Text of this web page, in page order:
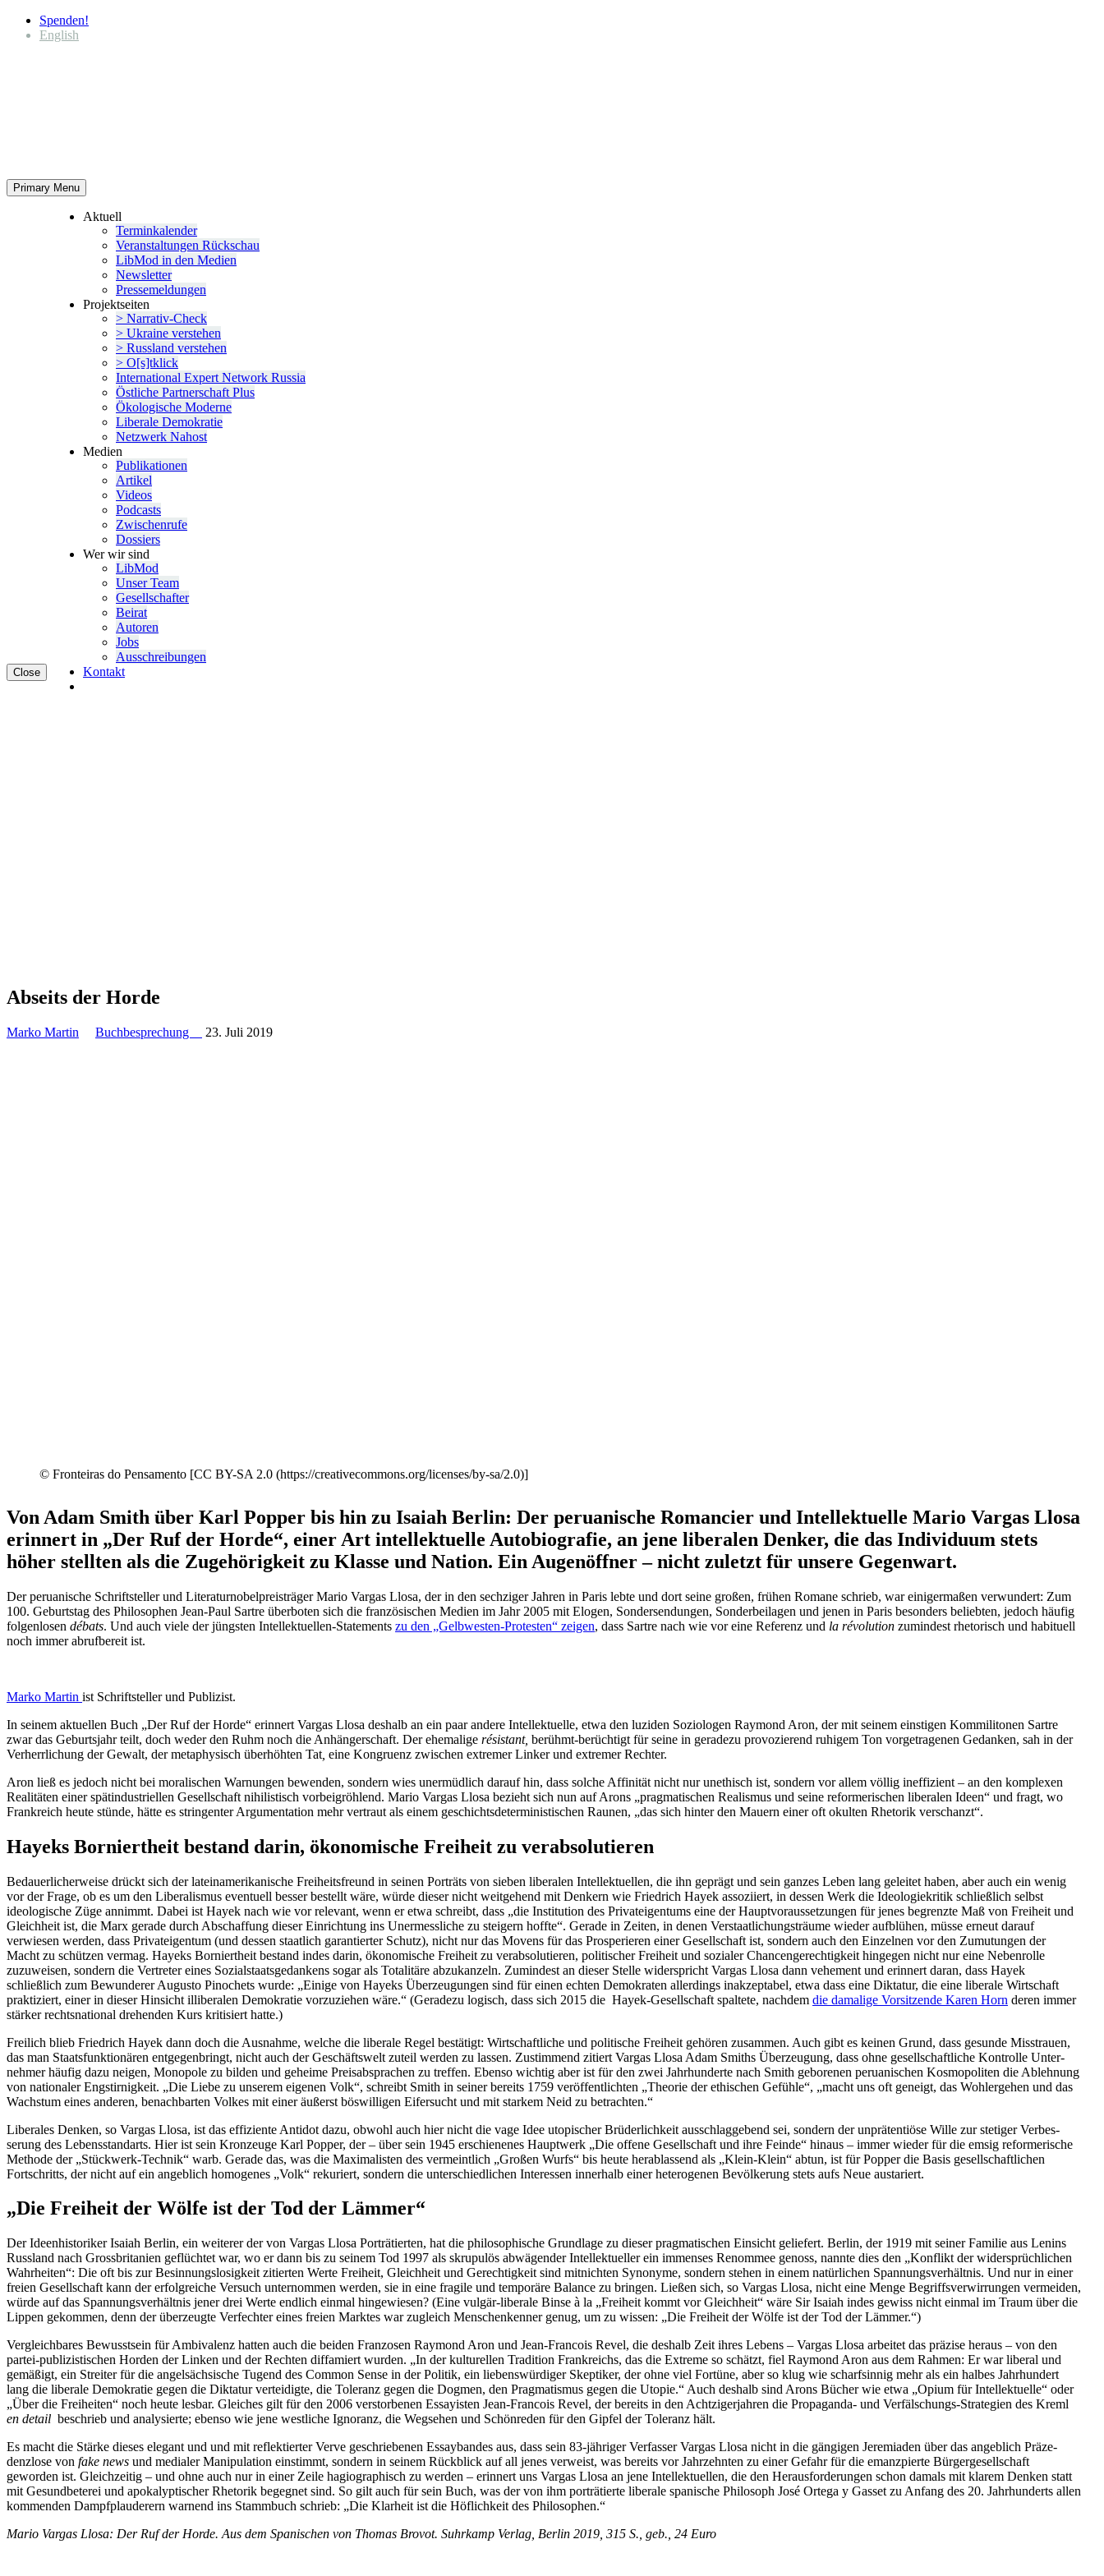
Spenden!
English
Primary Menu
Close
Aktuell
Termin­ka­lender
Veran­stal­tungen Rückschau
LibMod in den Medien
Newsletter
Presse­mel­dungen
Projekt­seiten
> Narrativ-Check
> Ukraine verstehen
> Russland verstehen
> O[s]tklick
Inter­na­tional Expert Network Russia
Östliche Partner­schaft Plus
Ökolo­gische Moderne
Liberale Demokratie
Netzwerk Nahost
Medien
Publi­ka­tionen
Artikel
Videos
Podcasts
Zwischenrufe
Dossiers
Wer wir sind
LibMod
Unser Team
Gesell­schafter
Beirat
Autoren
Jobs
Ausschrei­bungen
Kontakt
Abseits der Horde
Marko Martin Buchbesprechung 23. Juli 2019
© Fronteiras do Pensa­mento [CC BY-SA 2.0 (https://creativecommons.org/licenses/by-sa/2.0)]
Von Adam Smith über Karl Popper bis hin zu Isaiah Berlin: Der perua­nische Romancier und Intel­lek­tuelle Mario Vargas Llosa
erinnert in „Der Ruf der Horde“, einer Art intel­lek­tuelle Autobio­grafie, an jene liberalen Denker, die das Individuum stets
höher stellten als die Zugehö­rigkeit zu Klasse und Nation. Ein Augen­öffner – nicht zuletzt für unsere Gegenwart.
Der perua­nische Schrift­steller und Litera­tur­no­bel­preis­träger Mario Vargas Llosa, der in den sechziger Jahren in Paris lebte und dort seine großen, frühen Romane schrieb, war einiger­maßen verwundert: Zum
100. Geburtstag des Philo­sophen Jean-Paul Sartre überboten sich die franzö­si­schen Medien im Jahr 2005 mit Elogen, Sonder­sen­dungen, Sonder­bei­lagen und jenen in Paris besonders beliebten, jedoch häufig
folgen­losen débats. Und auch viele der jüngsten Intel­lek­tu­ellen-State­ments zu den „Gelbwesten-Protesten“ zeigen, dass Sartre nach wie vor eine Referenz und la révolution zumindest rheto­risch und habituell
noch immer abruf­bereit ist.
Marko Martin ist Schrift­steller und Publizist.
In seinem aktuellen Buch „Der Ruf der Horde“ erinnert Vargas Llosa deshalb an ein paar andere Intel­lek­tuelle, etwa den luziden Sozio­logen Raymond Aron, der mit seinem einstigen Kommi­li­tonen Sartre
zwar das Geburtsjahr teilt, doch weder den Ruhm noch die Anhän­ger­schaft. Der ehemalige résistant, berühmt-berüchtigt für seine in geradezu provo­zierend ruhigem Ton vorge­tra­genen Gedanken, sah in der
Verherr­li­chung der Gewalt, der metaphy­sisch überhöhten Tat eine Kongruenz zwischen extremer Linker und extremer Rechter.
Aron ließ es jedoch nicht bei morali­schen Warnungen bewenden, sondern wies unermüdlich darauf hin, dass solche Affinität nicht nur unethisch ist, sondern vor allem völlig ineffi­zient – an den komplexen
Reali­täten einer spätin­dus­tri­ellen Gesell­schaft nihilis­tisch vorbeigröhlend. Mario Vargas Llosa bezieht sich nun auf Arons „pragma­ti­schen Realismus und seine refor­me­ri­schen liberalen Ideen“ und fragt, wo
Frank­reich heute stünde, hätte es strin­genter Argumen­tation mehr vertraut als einem geschichts­de­ter­mi­nis­ti­schen Raunen, „das sich hinter den Mauern einer oft okulten Rhetorik verschanzt“.
Hayeks Borniertheit bestand darin, ökono­mische Freiheit zu verabsolutieren
Bedau­er­li­cher­weise drückt sich der latein­ame­ri­ka­nische Freiheits­freund in seinen Porträts von sieben liberalen Intel­lek­tu­ellen, die ihn geprägt und sein ganzes Leben lang geleitet haben, aber auch ein wenig
vor der Frage, ob es um den Libera­lismus eventuell besser bestellt wäre, würde dieser nicht weitgehend mit Denkern wie Friedrich Hayek assoziiert, in dessen Werk die Ideolo­gie­kritik schließlich selbst
ideolo­gische Züge annimmt. Dabei ist Hayek nach wie vor relevant, wenn er etwa schreibt, dass „die Insti­tution des Privat­ei­gentums eine der Haupt­vor­aus­set­zungen für jenes begrenzte Maß von Freiheit und
Gleichheit ist, die Marx gerade durch Abschaffung dieser Einrichtung ins Unermess­liche zu steigern hoffte“. Gerade in Zeiten, in denen Verstaat­li­chungs­träume wieder aufblühen, müsse erneut darauf
verwiesen werden, dass Privat­ei­gentum (und dessen staatlich garan­tierter Schutz), nicht nur das Movens für das Prospe­rieren einer Gesell­schaft ist, sondern auch den Einzelnen vor den Zumutungen der
Macht zu schützen vermag. Hayeks Borniertheit bestand indes darin, ökono­mische Freiheit zu verab­so­lu­tieren, politi­scher Freiheit und sozialer Chancen­ge­rech­tigkeit hingegen nicht nur eine Neben­rolle
zuzuweisen, sondern die Vertreter eines Sozial­staats­ge­dankens sogar als Totalitäre abzukanzeln. Zumindest an dieser Stelle wider­spricht Vargas Llosa dann vehement und erinnert daran, dass Hayek
schließlich zum Bewun­derer Augusto Pinochets wurde: „Einige von Hayeks Überzeu­gungen sind für einen echten Demokraten aller­dings inakzep­tabel, etwa dass eine Diktatur, die eine liberale Wirtschaft
prakti­ziert, einer in dieser Hinsicht illibe­ralen Demokratie vorzu­ziehen wäre.“ (Geradezu logisch, dass sich 2015 die Hayek-Gesell­schaft spaltete, nachdem die damalige Vorsit­zende Karen Horn deren immer
stärker rechts­na­tional drehenden Kurs kriti­siert hatte.)
Freilich blieb Friedrich Hayek dann doch die Ausnahme, welche die liberale Regel bestätigt: Wirtschaft­liche und politische Freiheit gehören zusammen. Auch gibt es keinen Grund, dass gesunde Misstrauen,
das man Staats­funk­tio­nären entge­gen­bringt, nicht auch der Geschäftswelt zuteil werden zu lassen. Zustimmend zitiert Vargas Llosa Adam Smiths Überzeugung, dass ohne gesell­schaft­liche Kontrolle Unter­
nehmer häufig dazu neigen, Monopole zu bilden und geheime Preis­ab­sprachen zu treffen. Ebenso wichtig aber ist für den zwei Jahrhun­derte nach Smith geborenen perua­ni­schen Kosmo­po­liten die Ablehnung
von natio­naler Engstir­nigkeit. „Die Liebe zu unserem eigenen Volk“, schreibt Smith in seiner bereits 1759 veröf­fent­lichten „Theorie der ethischen Gefühle“, „macht uns oft geneigt, das Wohlergehen und das
Wachstum eines anderen, benach­barten Volkes mit einer äußerst böswil­ligen Eifer­sucht und mit starkem Neid zu betrachten.“
Liberales Denken, so Vargas Llosa, ist das effiziente Antidot dazu, obwohl auch hier nicht die vage Idee utopi­scher Brüder­lichkeit ausschlag­gebend sei, sondern der unprä­ten­tiöse Wille zur stetiger Verbes­
serung des Lebens­stan­darts. Hier ist sein Kronzeuge Karl Popper, der – über sein 1945 erschie­nenes Hauptwerk „Die offene Gesell­schaft und ihre Feinde“ hinaus – immer wieder für die emsig refor­me­rische
Methode der „Stückwerk-Technik“ warb. Gerade das, was die Maxima­listen des vermeintlich „Großen Wurfs“ bis heute herab­lassend als „Klein-Klein“ abtun, ist für Popper die Basis gesell­schaft­lichen
Fortschritts, der nicht auf ein angeblich homogenes „Volk“ rekuriert, sondern die unter­schied­lichen Inter­essen innerhalb einer hetero­genen Bevöl­kerung stets aufs Neue austariert.
„Die Freiheit der Wölfe ist der Tod der Lämmer“
Der Ideen­his­to­riker Isaiah Berlin, ein weiterer der von Vargas Llosa Porträ­tierten, hat die philo­so­phische Grundlage zu dieser pragma­ti­schen Einsicht geliefert. Berlin, der 1919 mit seiner Familie aus Lenins
Russland nach Gross­bri­tanien geflüchtet war, wo er dann bis zu seinem Tod 1997 als skrupulös abwägender Intel­lek­tu­eller ein immenses Renommee genoss, nannte dies den „Konflikt der wider­sprüch­lichen
Wahrheiten“: Die oft bis zur Besin­nungs­lo­sigkeit zitierten Werte Freiheit, Gleichheit und Gerech­tigkeit sind mitnichten Synonyme, sondern stehen in einem natür­lichen Spannungs­ver­hältnis. Und nur in einer
freien Gesell­schaft kann der erfolg­reiche Versuch unter­nommen werden, sie in eine fragile und temporäre Balance zu bringen. Ließen sich, so Vargas Llosa, nicht eine Menge Begriffs­ver­wir­rungen vermeiden,
würde auf das Spannungs­ver­hältnis jener drei Werte endlich einmal hinge­wiesen? (Eine vulgär-liberale Binse à la „Freiheit kommt vor Gleichheit“ wäre Sir Isaiah indes gewiss nicht einmal im Traum über die
Lippen gekommen, denn der überzeugte Verfechter eines freien Marktes war zugleich Menschen­kenner genug, um zu wissen: „Die Freiheit der Wölfe ist der Tod der Lämmer.“)
Vergleich­bares Bewusstsein für Ambivalenz hatten auch die beiden Franzosen Raymond Aron und Jean-Francois Revel, die deshalb Zeit ihres Lebens – Vargas Llosa arbeitet das präzise heraus – von den
partei-publi­zis­ti­schen Horden der Linken und der Rechten diffa­miert wurden. „In der kultu­rellen Tradition Frank­reichs, das die Extreme so schätzt, fiel Raymond Aron aus dem Rahmen: Er war liberal und
gemäßigt, ein Streiter für die angel­säch­sische Tugend des Common Sense in der Politik, ein liebens­wür­diger Skeptiker, der ohne viel Fortüne, aber so klug wie scharf­sinnig mehr als ein halbes Jahrhundert
lang die liberale Demokratie gegen die Diktatur vertei­digte, die Toleranz gegen die Dogmen, den Pragma­tismus gegen die Utopie.“ Auch deshalb sind Arons Bücher wie etwa „Opium für Intel­lek­tuelle“ oder
„Über die Freiheiten“ noch heute lesbar. Gleiches gilt für den 2006 verstor­benen Essay­isten Jean-Francois Revel, der bereits in den Achtzi­ger­jahren die Propa­ganda- und Verfäl­schungs-Strategien des Kreml
en detail beschrieb und analy­sierte; ebenso wie jene westliche Ignoranz, die Wegsehen und Schön­reden für den Gipfel der Toleranz hält.
Es macht die Stärke dieses elegant und und mit reflek­tierter Verve geschrie­benen Essay­bandes aus, dass sein 83-jähriger Verfasser Vargas Llosa nicht in die gängigen Jeremiaden über das angeblich Präze­
denzlose von fake news und medialer Manipu­lation einstimmt, sondern in seinem Rückblick auf all jenes verweist, was bereits vor Jahrzehnten zu einer Gefahr für die emanz­pierte Bürger­ge­sell­schaft
geworden ist. Gleich­zeitig – und ohne auch nur in einer Zeile hagio­gra­phisch zu werden – erinnert uns Vargas Llosa an jene Intel­lek­tu­ellen, die den Heraus­for­de­rungen schon damals mit klarem Denken statt
mit Gesund­be­terei und apoka­lyp­ti­scher Rhetorik begegnet sind. So gilt auch für sein Buch, was der von ihm porträ­tierte liberale spanische Philosoph José Ortega y Gasset zu Anfang des 20. Jahrhun­derts allen
kommenden Dampf­plau­derern warnend ins Stammbuch schrieb: „Die Klarheit ist die Höflichkeit des Philosophen.“
Mario Vargas Llosa: Der Ruf der Horde. Aus dem Spani­schen von Thomas Brovot. Suhrkamp Verlag, Berlin 2019, 315 S., geb., 24 Euro